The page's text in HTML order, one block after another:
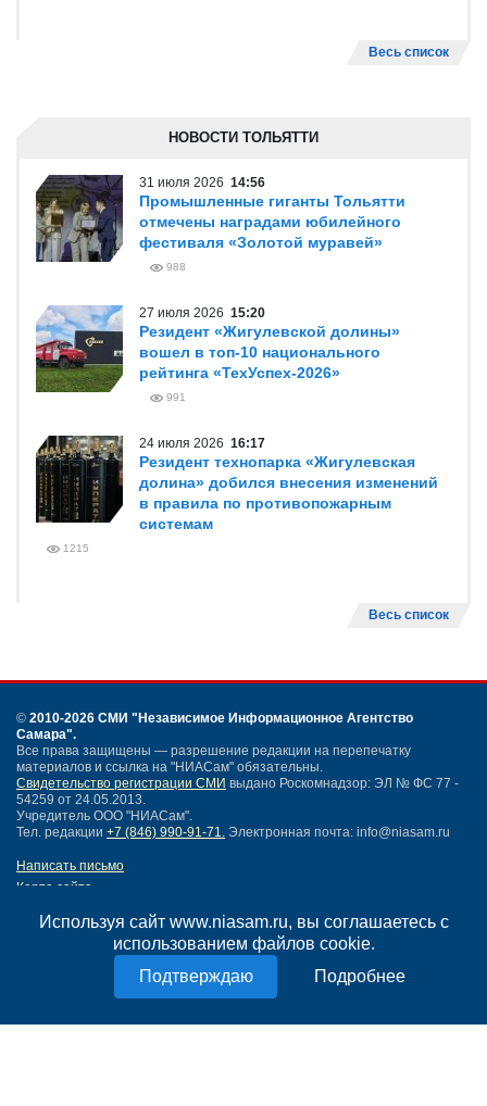
Используя сайт www.niasam.ru, вы соглашаетесь с
использованием файлов cookie.
Подробнее
Весь список
НОВОСТИ ТОЛЬЯТТИ
31 июля 2026 14:56
Промышленные гиганты Тольятти
отмечены наградами юбилейного
фестиваля «Золотой муравей»
988
27 июля 2026 15:20
Резидент «Жигулевской долины»
вошел в топ-10 национального
рейтинга «ТехУспех-2026»
991
24 июля 2026 16:17
Резидент технопарка «Жигулевская
долина» добился внесения изменений
в правила по противопожарным
системам
1215
Весь список
© 2010-2026 СМИ "Независимое Информационное Агентство
Самара".
Все права защищены — разрешение редакции на перепечатку
материалов и ссылка на "НИАСам" обязательны.
Свидетельство регистрации СМИ выдано Роскомнадзор: ЭЛ № ФС 77 -
54259 от 24.05.2013.
Учредитель ООО "НИАСам".
Тел. редакции +7 (846) 990-91-71. Электронная почта: info@niasam.ru
Написать письмо
Карта сайта
Политика конфиденциальности
Согласие на обработку персональных данных